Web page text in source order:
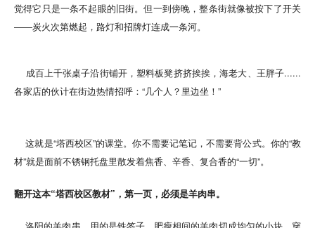
觉得它只是一条不起眼的旧街。但一到傍晚，整条街就像被按下了开关
——炭火次第燃起，路灯和招牌灯连成一条河。
成百上千张桌子沿街铺开，塑料板凳挤挤挨挨，海老大、王胖子......
各家店的伙计在街边热情招呼：“几个人？里边坐！”
这就是“塔西校区”的课堂。你不需要记笔记，不需要背公式。你的“教
材”就是面前不锈钢托盘里散发着焦香、辛香、复合香的“一切”。
翻开这本“塔西校区教材”，第一页，必须是羊肉串。
洛阳的羊肉串，用的是铁签子。肥瘦相间的羊肉切成均匀的小块，穿